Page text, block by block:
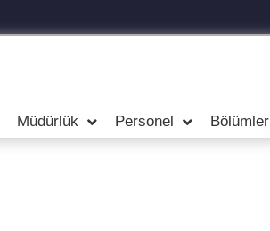
Müdürlük Personel Bölümler